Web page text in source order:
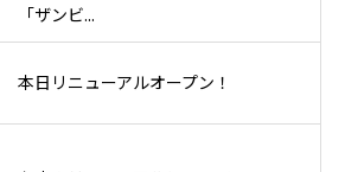
「ザンビ...
本日リニューアルオープン！